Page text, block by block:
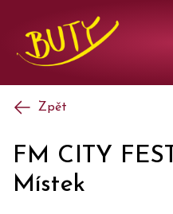
Zpět
FM CITY FEST
Místek